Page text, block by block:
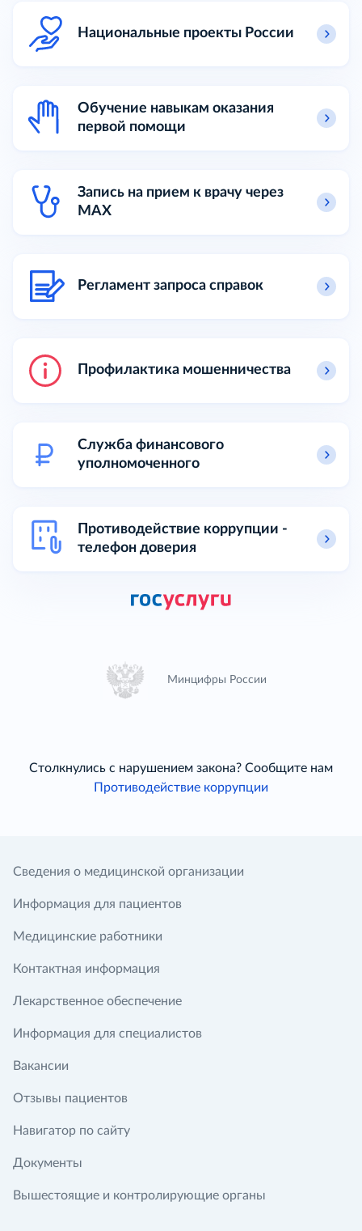
Национальные проекты России
Обучение навыкам оказания
первой помощи
Запись на прием к врачу через
MAX
Регламент запроса справок
Профилактика мошенничества
Служба финансового
уполномоченного
Противодействие коррупции -
телефон доверия
Минцифры России
Столкнулись с нарушением закона? Сообщите нам
Противодействие коррупции
Сведения о медицинской организации
Информация для пациентов
Медицинские работники
Контактная информация
Лекарственное обеспечение
Информация для специалистов
Вакансии
Отзывы пациентов
Навигатор по сайту
Документы
Вышестоящие и контролирующие органы